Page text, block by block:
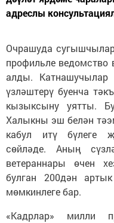
адреслы
Очрашуда
профильле ведомство
алды.
үзләштерү буенча
кызыксыну уятты.
Халыкны эш белән
кабул итү бүлеге
сөйләде. Аның
ветераннары өчен
булган 200дән
мөмкинлеге бар.
«Кадрлар» милли